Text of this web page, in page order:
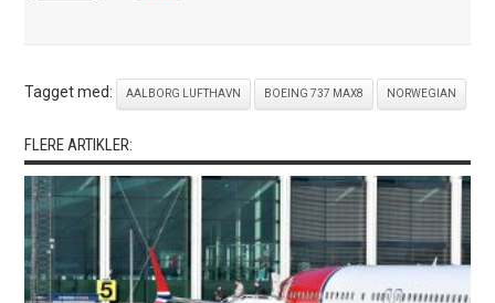
Tagget med: AALBORG LUFTHAVN BOEING 737 MAX8 NORWEGIAN
FLERE ARTIKLER: